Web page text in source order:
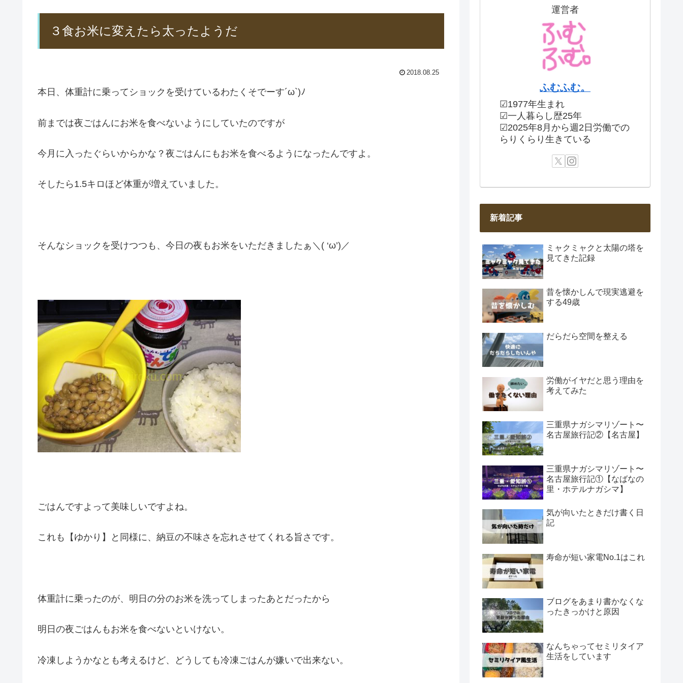
３食お米に変えたら太ったようだ
2018.08.25
本日、体重計に乗ってショックを受けているわたくそでーす´ω`)ﾉ
前までは夜ごはんにお米を食べないようにしていたのですが
今月に入ったぐらいからかな？夜ごはんにもお米を食べるようになったんですよ。
そしたら1.5キロほど体重が増えていました。
そんなショックを受けつつも、今日の夜もお米をいただきましたぁ＼( ‘ω’)／
ごはんですよって美味しいですよね。
これも【ゆかり】と同様に、納豆の不味さを忘れさせてくれる旨さです。
体重計に乗ったのが、明日の分のお米を洗ってしまったあとだったから
明日の夜ごはんもお米を食べないといけない。
冷凍しようかなとも考えるけど、どうしても冷凍ごはんが嫌いで出来ない。
運営者
ふむふむ。
☑1977年生まれ
☑一人暮らし歴25年
☑2025年8月から週2日労働での
らりくらり生きている
新着記事
ミャクミャクと太陽の塔を
見てきた記録
昔を懐かしんで現実逃避を
する49歳
だらだら空間を整える
労働がイヤだと思う理由を
考えてみた
三重県ナガシマリゾート〜
名古屋旅行記②【名古屋】
三重県ナガシマリゾート〜
名古屋旅行記①【なばなの
里・ホテルナガシマ】
気が向いたときだけ書く日
記
寿命が短い家電No.1はこれ
ブログをあまり書かなくな
ったきっかけと原因
なんちゃってセミリタイア
生活をしています